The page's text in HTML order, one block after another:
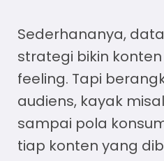
Sederhananya,
strategi bikin
feeling. Tapi
audiens, kayak
sampai pola
tiap konten yang